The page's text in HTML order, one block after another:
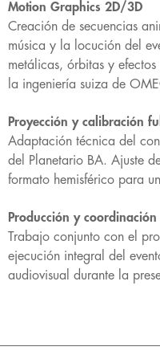
Motion Graphics 2D/3D
Creación de secuencias
música y la locución del
metálicas, órbitas y
la ingeniería suiza de
Proyección y calibración
Adaptación técnica del
del Planetario BA. Ajuste
formato hemisférico para
Producción y coordinación
Trabajo conjunto con el
ejecución integral del
audiovisual durante la